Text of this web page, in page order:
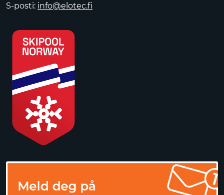
S-posti: info@elotec.fi